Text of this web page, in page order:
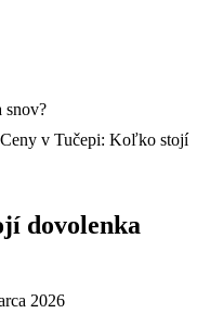
Ceny v Tučepi: Koľko stojí
dovolenka
2026